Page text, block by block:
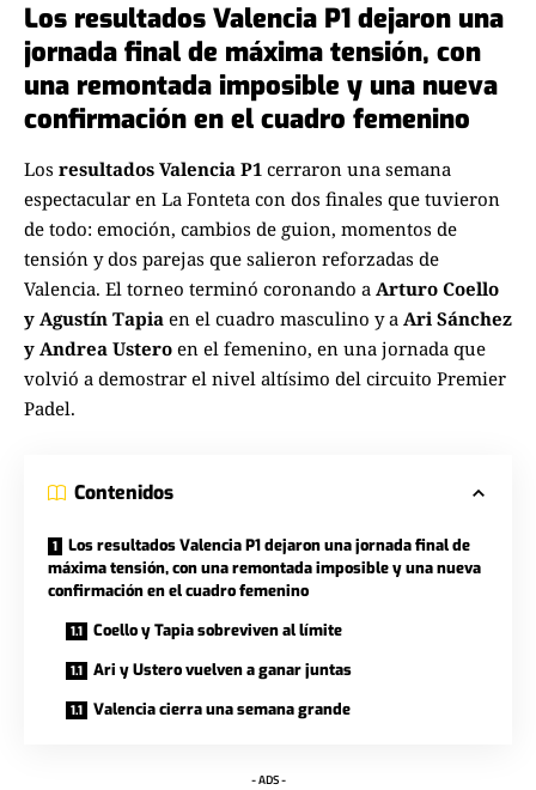
Los resultados Valencia P1 dejaron una
jornada final de máxima tensión, con
una remontada imposible y una nueva
confirmación en el cuadro femenino
Los resultados Valencia P1 cerraron una semana
espectacular en La Fonteta con dos finales que tuvieron
de todo: emoción, cambios de guion, momentos de
tensión y dos parejas que salieron reforzadas de
Valencia. El torneo terminó coronando a Arturo Coello
y Agustín Tapia en el cuadro masculino y a Ari Sánchez
y Andrea Ustero en el femenino, en una jornada que
volvió a demostrar el nivel altísimo del circuito Premier
Padel.
Contenidos
Los resultados Valencia P1 dejaron una jornada final de
máxima tensión, con una remontada imposible y una nueva
confirmación en el cuadro femenino
Coello y Tapia sobreviven al límite
Ari y Ustero vuelven a ganar juntas
Valencia cierra una semana grande
- ADS -